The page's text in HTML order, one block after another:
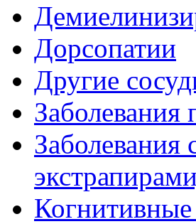
Дорсопатии
Другие
Заболевания